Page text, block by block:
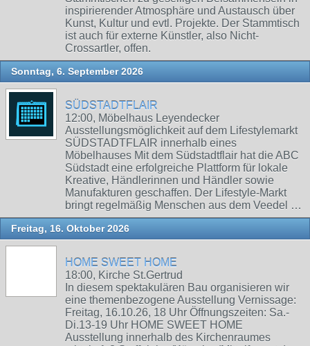
inspirierender Atmosphäre und Austausch über
Kunst, Kultur und evtl. Projekte. Der Stammtisch
ist auch für externe Künstler, also Nicht-
Crossartler, offen.
Sonntag, 6. September 2026
SÜDSTADTFLAIR
12:00, Möbelhaus Leyendecker
Ausstellungsmöglichkeit auf dem Lifestylemarkt
SÜDSTADTFLAIR innerhalb eines
Möbelhauses Mit dem Südstadtflair hat die ABC
Südstadt eine erfolgreiche Plattform für lokale
Kreative, Händlerinnen und Händler sowie
Manufakturen geschaffen. Der Lifestyle-Markt
bringt regelmäßig Menschen aus dem Veedel …
Freitag, 16. Oktober 2026
HOME SWEET HOME
18:00, Kirche St.Gertrud
In diesem spektakulären Bau organisieren wir
eine themenbezogene Ausstellung Vernissage:
Freitag, 16.10.26, 18 Uhr Öffnungszeiten: Sa.-
Di.13-19 Uhr HOME SWEET HOME
Ausstellung innerhalb des Kirchenraumes